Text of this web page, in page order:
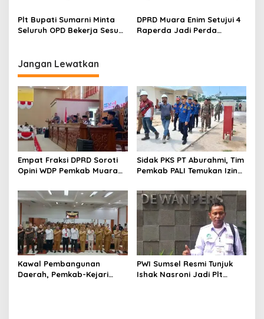
Terprovokasi Isu Politik
2026
Plt Bupati Sumarni Minta
Seluruh OPD Bekerja Sesuai
DPRD Muara Enim Setujui 4
Raperda Jadi Perda
Jangan Lewatkan
Empat Fraksi DPRD Soroti
Opini WDP Pemkab Muara
Kelola Keuangan
Sidak PKS PT Aburahmi, Tim
Pemkab PALI Temukan Izin
Kawal Pembangunan
Daerah, Pemkab-Kejari
PWI Sumsel Resmi Tunjuk
Ishak Nasroni Jadi Plt